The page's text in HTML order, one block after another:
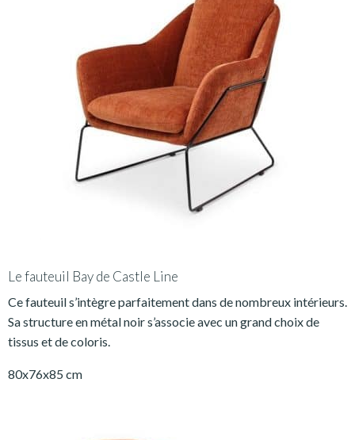
Le fauteuil Bay de Castle Line
Ce fauteuil s’intègre parfaitement dans de nombreux intérieurs.
Sa structure en métal noir s’associe avec un grand choix de
tissus et de coloris.
80x76x85 cm